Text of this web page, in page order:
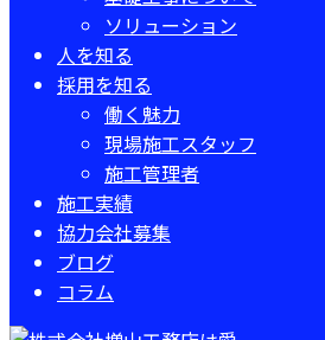
ソリューション
人を知る
採用を知る
働く魅力
現場施工スタッフ
施工管理者
施工実績
協力会社募集
ブログ
コラム